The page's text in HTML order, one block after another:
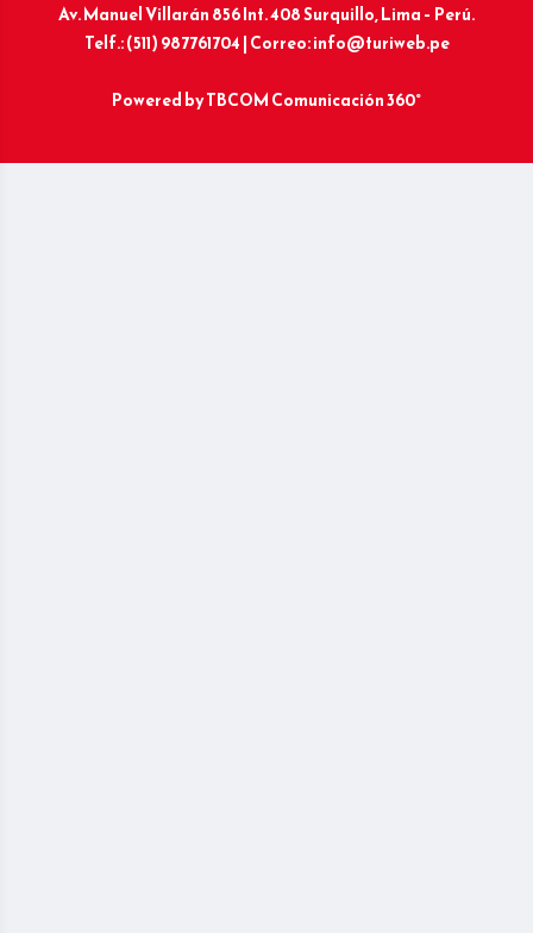
Av. Manuel Villarán 856 Int. 408 Surquillo, Lima – Perú.
Telf.: (511) 987761704 | Correo: info@turiweb.pe
Powered byTBCOM Comunicación 360°